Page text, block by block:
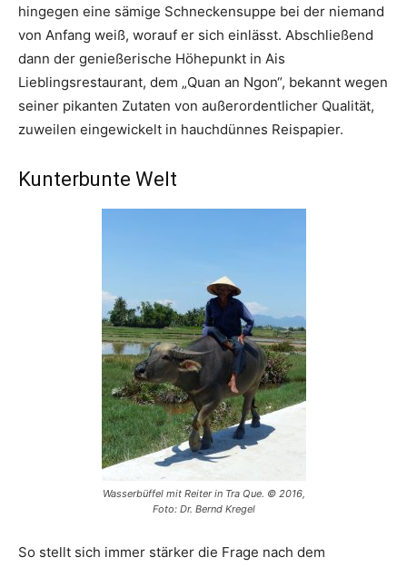
hingegen eine sämige Schneckensuppe bei der niemand
von Anfang weiß, worauf er sich einlässt. Abschließend
dann der genießerische Höhepunkt in Ais
Lieblingsrestaurant, dem „Quan an Ngon“, bekannt wegen
seiner pikanten Zutaten von außerordentlicher Qualität,
zuweilen eingewickelt in hauchdünnes Reispapier.
Kunterbunte Welt
Wasserbüffel mit Reiter in Tra Que. © 2016,
Foto: Dr. Bernd Kregel
So stellt sich immer stärker die Frage nach dem